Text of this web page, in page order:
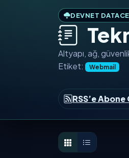
DEVNET
Altyapı, ağ,
Etiket:
Webmail
RSS’e Abone